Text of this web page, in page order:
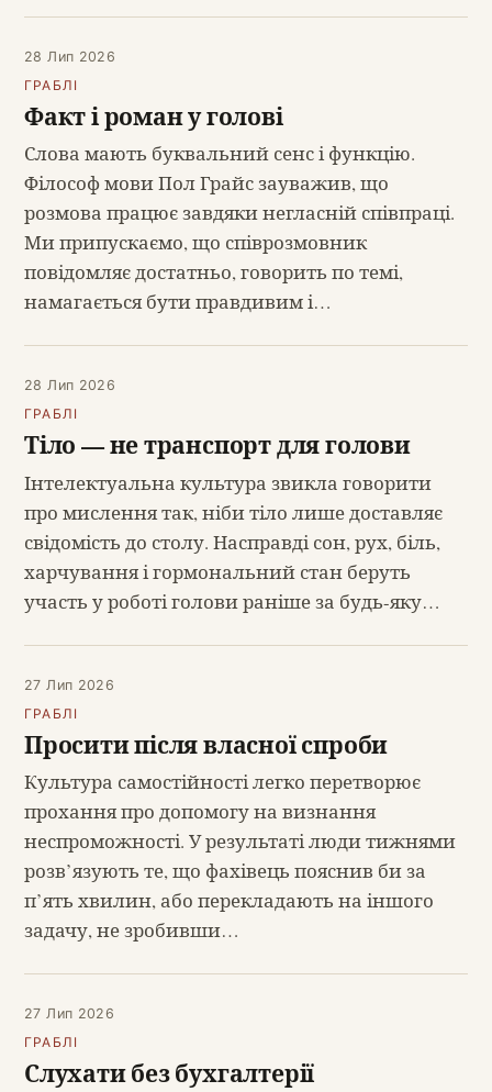
28 Лип 2026
ГРАБЛІ
Факт і роман у голові
Слова мають буквальний сенс і функцію.
Філософ мови Пол Грайс зауважив, що
розмова працює завдяки негласній співпраці.
Ми припускаємо, що співрозмовник
повідомляє достатньо, говорить по темі,
намагається бути правдивим і…
28 Лип 2026
ГРАБЛІ
Тіло — не транспорт для голови
Інтелектуальна культура звикла говорити
про мислення так, ніби тіло лише доставляє
свідомість до столу. Насправді сон, рух, біль,
харчування і гормональний стан беруть
участь у роботі голови раніше за будь-яку…
27 Лип 2026
ГРАБЛІ
Просити після власної спроби
Культура самостійності легко перетворює
прохання про допомогу на визнання
неспроможності. У результаті люди тижнями
розв’язують те, що фахівець пояснив би за
п’ять хвилин, або перекладають на іншого
задачу, не зробивши…
27 Лип 2026
ГРАБЛІ
Слухати без бухгалтерії